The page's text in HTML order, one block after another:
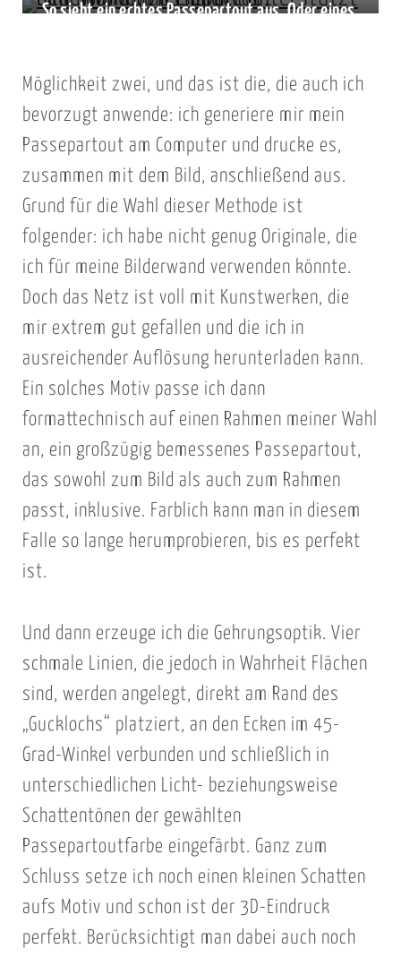
So sieht ein echtes Passepartout aus. Oder eines,
Möglichkeit zwei, und das ist die, die auch ich
bevorzugt anwende: ich generiere mir mein
Passepartout am Computer und drucke es,
zusammen mit dem Bild, anschließend aus.
Grund für die Wahl dieser Methode ist
folgender: ich habe nicht genug Originale, die
ich für meine Bilderwand verwenden könnte.
Doch das Netz ist voll mit Kunstwerken, die
mir extrem gut gefallen und die ich in
ausreichender Auflösung herunterladen kann.
Ein solches Motiv passe ich dann
formattechnisch auf einen Rahmen meiner Wahl
an, ein großzügig bemessenes Passepartout,
das sowohl zum Bild als auch zum Rahmen
passt, inklusive. Farblich kann man in diesem
Falle so lange herumprobieren, bis es perfekt
ist.
Und dann erzeuge ich die Gehrungsoptik. Vier
schmale Linien, die jedoch in Wahrheit Flächen
sind, werden angelegt, direkt am Rand des
„Gucklochs“ platziert, an den Ecken im 45-
Grad-Winkel verbunden und schließlich in
unterschiedlichen Licht- beziehungsweise
Schattentönen der gewählten
Passepartoutfarbe eingefärbt. Ganz zum
Schluss setze ich noch einen kleinen Schatten
aufs Motiv und schon ist der 3D-Eindruck
perfekt. Berücksichtigt man dabei auch noch